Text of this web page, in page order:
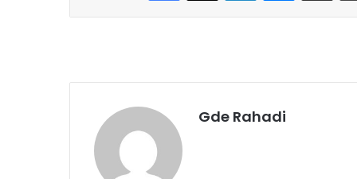
Gde Rahadi